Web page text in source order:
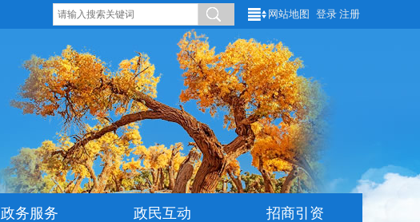
网站地图 登录 注册
政务服务 政民互动 招商引资